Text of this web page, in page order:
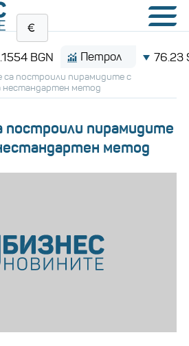
BGN Петрол 76.23 $/
построили пирамидите с
метод
пирамидите
метод